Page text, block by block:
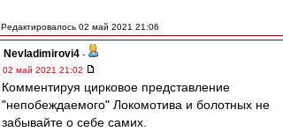
Редактировалось 02 май 2021 21:06
Nevladimirovi4 -
02 май 2021 21:02
Комментируя цирковое представление
"непобеждаемого" Локомотива и болотных не
забывайте о себе самих.